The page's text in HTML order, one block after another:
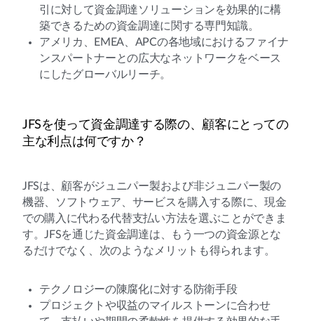
引に対して資金調達ソリューションを効果的に構
築できるための資金調達に関する専門知識。
アメリカ、EMEA、APCの各地域におけるファイナ
ンスパートナーとの広大なネットワークをベース
にしたグローバルリーチ。
JFSを使って資金調達する際の、顧客にとっての
主な利点は何ですか？
JFSは、顧客がジュニパー製および非ジュニパー製の
機器、ソフトウェア、サービスを購入する際に、現金
での購入に代わる代替支払い方法を選ぶことができま
す。JFSを通じた資金調達は、もう一つの資金源とな
るだけでなく、次のようなメリットも得られます。
テクノロジーの陳腐化に対する防衛手段
プロジェクトや収益のマイルストーンに合わせ